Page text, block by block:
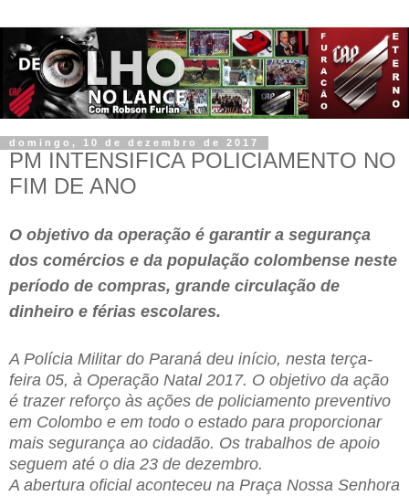
domingo, 10 de dezembro de 2017
PM INTENSIFICA POLICIAMENTO NO
FIM DE ANO
O objetivo da operação é garantir a segurança
dos comércios e da população colombense neste
período de compras, grande circulação de
dinheiro e férias escolares.
A Polícia Militar do Paraná deu início, nesta terça-
feira 05, à Operação Natal 2017. O objetivo da ação
é trazer reforço às ações de policiamento preventivo
em Colombo e em todo o estado para proporcionar
mais segurança ao cidadão. Os trabalhos de apoio
seguem até o dia 23 de dezembro.
A abertura oficial aconteceu na Praça Nossa Senhora